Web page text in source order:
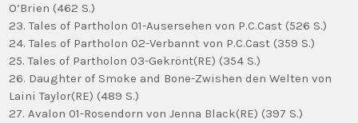
O’Brien (462 S.)
23. Tales of Partholon 01-Ausersehen von P.C.Cast (526 S.)
24. Tales of Partholon 02-Verbannt von P.C.Cast (359 S.)
25. Tales of Partholon 03-Gekrönt(RE) (354 S.)
26. Daughter of Smoke and Bone-Zwishen den Welten von
Laini Taylor(RE) (489 S.)
27. Avalon 01-Rosendorn von Jenna Black(RE) (397 S.)